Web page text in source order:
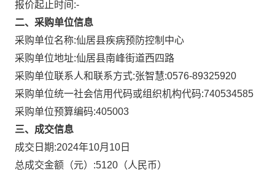
报价起止时间:-
二、采购单位信息
采购单位名称:仙居县疾病预防控制中心
采购单位地址:仙居县南峰街道西四路
采购单位联系人和联系方式:张智慧:0576-89325920
采购单位统一社会信用代码或组织机构代码:740534585
采购单位预算编码:405003
三、成交信息
成交日期:2024年10月10日
总成交金额（元）:5120 （人民币）